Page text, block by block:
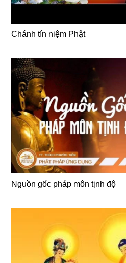
Chánh tín niệm Phật
Nguồn gốc pháp môn tịnh độ